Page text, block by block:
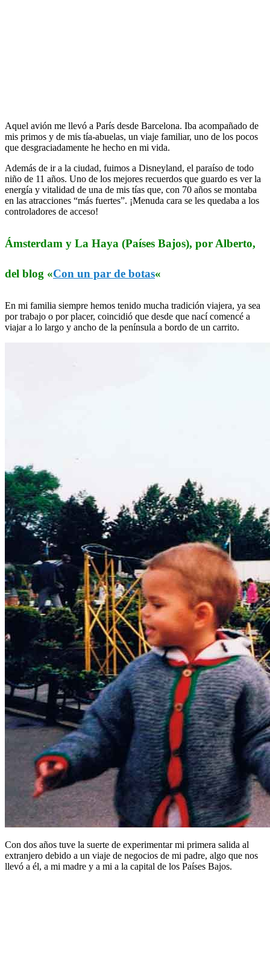
Aquel avión me llevó a París desde Barcelona. Iba acompañado de
mis primos y de mis tía-abuelas, un viaje familiar, uno de los pocos
que desgraciadamente he hecho en mi vida.
Además de ir a la ciudad, fuimos a Disneyland, el paraíso de todo
niño de 11 años. Uno de los mejores recuerdos que guardo es ver la
energía y vitalidad de una de mis tías que, con 70 años se montaba
en las atracciones “más fuertes”. ¡Menuda cara se les quedaba a los
controladores de acceso!
Ámsterdam y La Haya (Países Bajos), por Alberto,
del blog «Con un par de botas«
En mi familia siempre hemos tenido mucha tradición viajera, ya sea
por trabajo o por placer, coincidió que desde que nací comencé a
viajar a lo largo y ancho de la península a bordo de un carrito.
Con dos años tuve la suerte de experimentar mi primera salida al
extranjero debido a un viaje de negocios de mi padre, algo que nos
llevó a él, a mi madre y a mi a la capital de los Países Bajos.